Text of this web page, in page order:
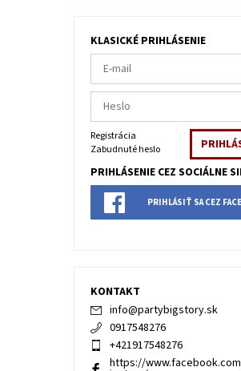
KLASICKÉ PRIHLÁSENIE
Registrácia
Zabudnuté heslo
PRIHLÁSENIE CEZ SOCIÁLNE
PRIHLÁSIŤ SA CEZ
KONTAKT
info@partybigstory.sk
0917548276
+421917548276
https://